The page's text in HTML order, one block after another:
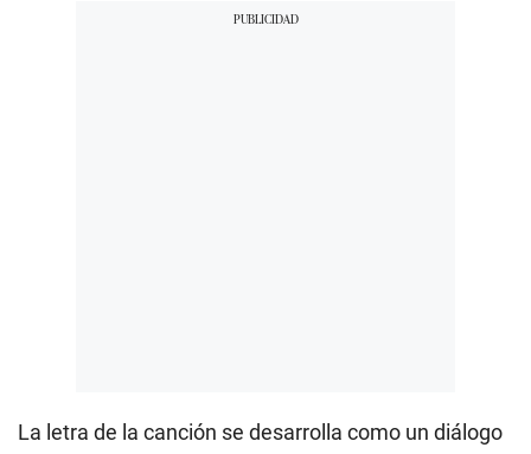
La letra de la canción se desarrolla como un diálogo